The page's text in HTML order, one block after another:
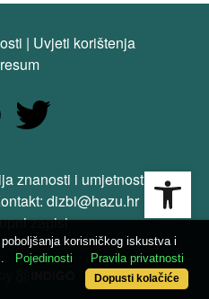
| Uvjeti korištenja
znanosti i umjetnosti. Sva
dizbi@hazu.hr
zapisi
korisničkog iskustva i
Pojedinosti Pravila privatnosti
Dopusti kolačiće